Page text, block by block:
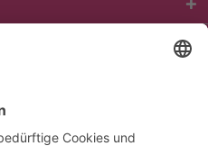
zzgl.
und ggf.
nicht anders beschrieben